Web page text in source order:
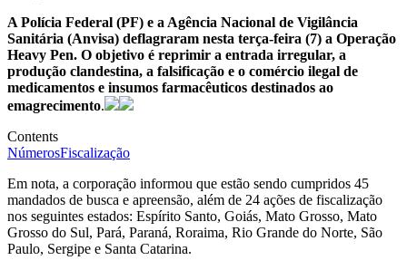
A Polícia Federal (PF) e a Agência Nacional de Vigilância
Sanitária (Anvisa) deflagraram nesta terça-feira (7) a Operação
Heavy Pen. O objetivo é reprimir a entrada irregular, a
produção clandestina, a falsificação e o comércio ilegal de
medicamentos e insumos farmacêuticos destinados ao
emagrecimento.
Contents
NúmerosFiscalização
Em nota, a corporação informou que estão sendo cumpridos 45
mandados de busca e apreensão, além de 24 ações de fiscalização
nos seguintes estados: Espírito Santo, Goiás, Mato Grosso, Mato
Grosso do Sul, Pará, Paraná, Roraima, Rio Grande do Norte, São
Paulo, Sergipe e Santa Catarina.